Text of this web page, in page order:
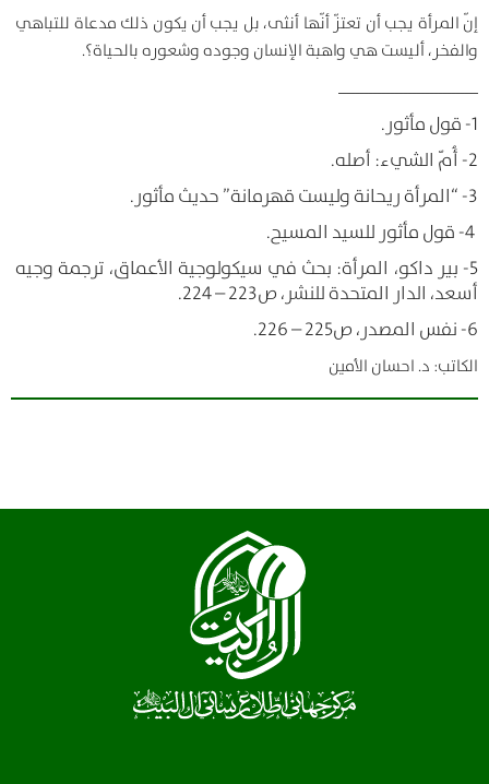
إنّ المرأة يجب أن تعتزّ أنّها أنثى، بل يجب أن يكون ذلك مدعاة للتباهي
والفخر، أليست هي واهبة الإنسان وجوده وشعوره بالحياة؟.
ــــــــــــــــــــــــــــــــ
1- قول مأثور.
2- أُمّ الشيء: أصله.
3- “المرأة ريحانة وليست قهرمانة” حديث مأثور.
5- بير داكو، المرأة: بحث في سيكولوجية الأعماق، ترجمة وجيه
أسعد، الدار المتحدة للنشر، ص223 – 224.
6- نفس المصدر، ص225 – 226.
الکاتب: د. احسان الأمين